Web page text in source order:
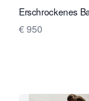
Erschrockenes
€ 950